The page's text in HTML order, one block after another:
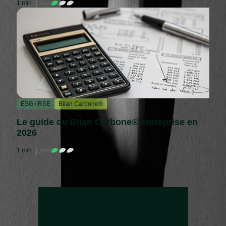
1 min Level
ESG / RSE Bilan Carbone®
Le guide du Bilan Carbone® entreprise en
2026
1 min Level